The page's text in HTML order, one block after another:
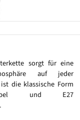
sorgt für eine
auf jeder
die klassische Form
und E27